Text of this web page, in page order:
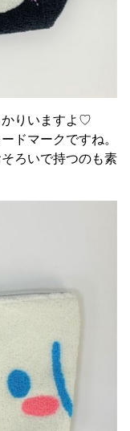
かりいますよ♡
ドマークですね。
ろいで持つのも素